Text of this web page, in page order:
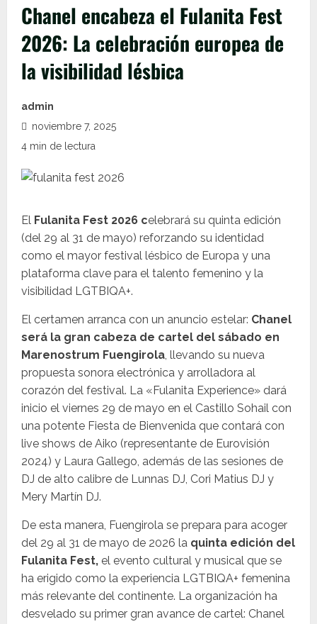
Chanel encabeza el Fulanita Fest
2026: La celebración europea de
la visibilidad lésbica
admin
noviembre 7, 2025
4 min de lectura
El Fulanita Fest 2026 celebrará su quinta edición
(del 29 al 31 de mayo) reforzando su identidad
como el mayor festival lésbico de Europa y una
plataforma clave para el talento femenino y la
visibilidad LGTBIQA+.
El certamen arranca con un anuncio estelar: Chanel
será la gran cabeza de cartel del sábado en
Marenostrum Fuengirola, llevando su nueva
propuesta sonora electrónica y arrolladora al
corazón del festival. La «Fulanita Experience» dará
inicio el viernes 29 de mayo en el Castillo Sohail con
una potente Fiesta de Bienvenida que contará con
live shows de Aiko (representante de Eurovisión
2024) y Laura Gallego, además de las sesiones de
DJ de alto calibre de Lunnas DJ, Cori Matius DJ y
Mery Martín DJ.
De esta manera, Fuengirola se prepara para acoger
del 29 al 31 de mayo de 2026 la quinta edición del
Fulanita Fest, el evento cultural y musical que se
ha erigido como la experiencia LGTBIQA+ femenina
más relevante del continente. La organización ha
desvelado su primer gran avance de cartel: Chanel